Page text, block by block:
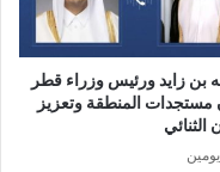
بن زايد ورئيس وزراء قطر
مستجدات المنطقة وتعزيز
الثنائي